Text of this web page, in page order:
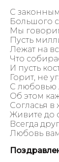
С
Большого
Мы
Пусть
Лежат на
Что
И пусть
Горит, не
С любовью
Об этом
Согласья в
Живите до
Всегда
Любовь